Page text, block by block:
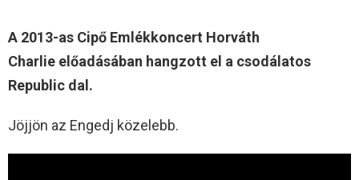
A 2013-as Cipő Emlékkoncert Horváth
Charlie előadásában hangzott el a csodálatos
Republic dal.
Jöjjön az Engedj közelebb.